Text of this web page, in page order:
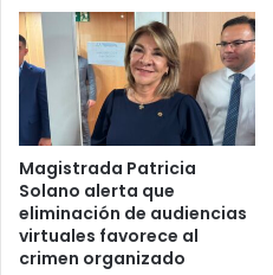
estudio
Magistrada Patricia
Solano alerta que
eliminación de audiencias
virtuales favorece al
crimen organizado